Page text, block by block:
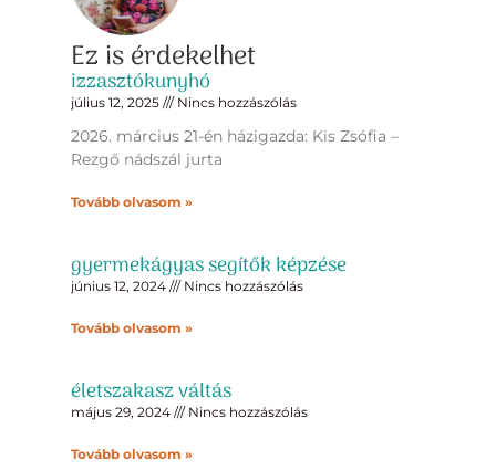
Ez is érdekelhet
izzasztókunyhó
július 12, 2025 Nincs hozzászólás
2026. március 21-én házigazda: Kis Zsófia –
Rezgő nádszál jurta
Tovább olvasom »
gyermekágyas segítők képzése
június 12, 2024 Nincs hozzászólás
Tovább olvasom »
életszakasz váltás
május 29, 2024 Nincs hozzászólás
Tovább olvasom »